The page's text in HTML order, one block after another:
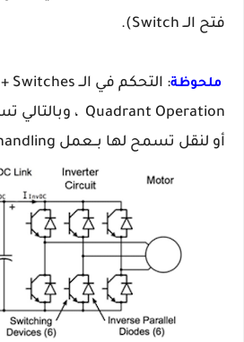
فتح الــ Switch).
ملحوظة: التحكم في الــ + Switches
Quadrant Operation
أو لنقل تسمح لها بــعمل handling للقدرة غير الفعالة.